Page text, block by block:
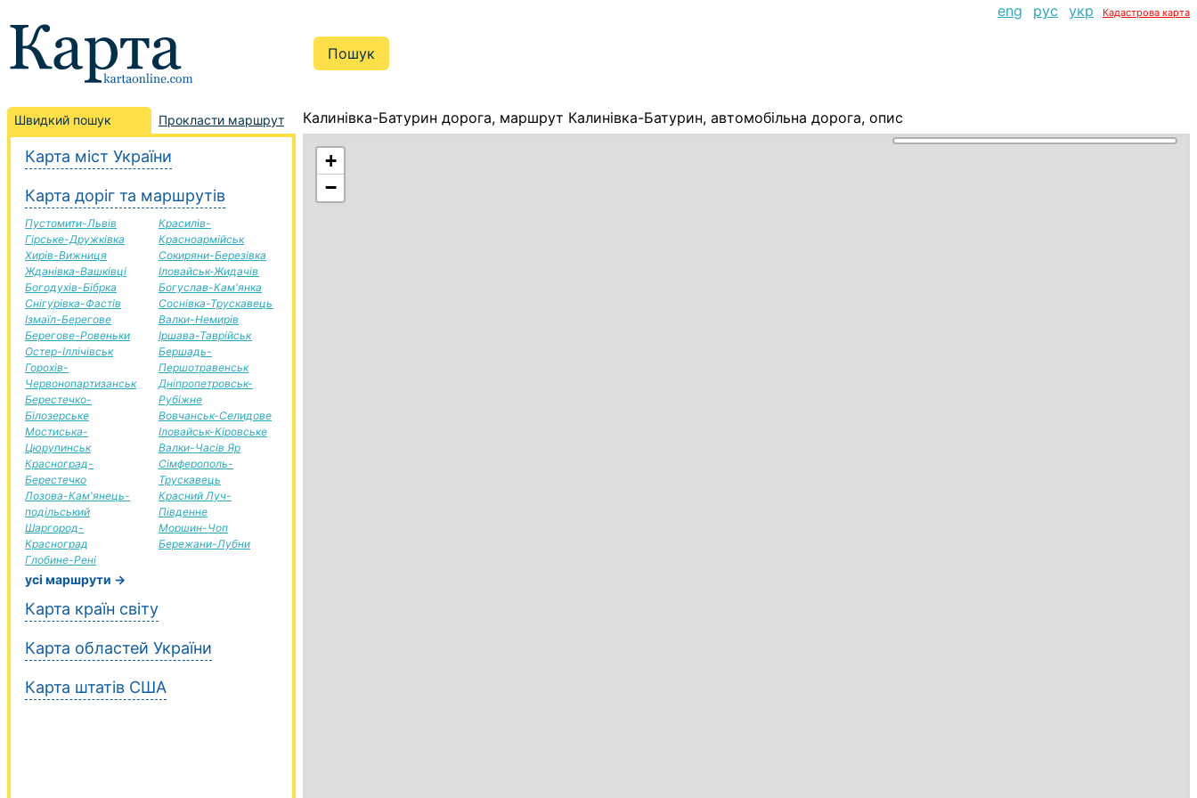
eng рус укр Кадастрова карта
Швидкий пошук Прокласти маршрут
Карта міст України
Карта доріг та маршрутів
Пустомити-Львів
Гірське-Дружківка
Хирів-Вижниця
Жданівка-Вашківці
Богодухів-Бібрка
Снігурівка-Фастів
Ізмаїл-Берегове
Берегове-Ровеньки
Остер-Іллічівськ
Горохів-
Червонопартизанськ
Берестечко-
Білозерське
Мостиська-
Цюрупинськ
Красноград-
Берестечко
Лозова-Кам'янець-
подільський
Шаргород-
Красноград
Глобине-Рені
Красилів-
Красноармійськ
Сокиряни-Березівка
Іловайськ-Жидачів
Богуслав-Кам'янка
Соснівка-Трускавець
Валки-Немирів
Іршава-Таврійськ
Бершадь-
Першотравенськ
Дніпропетровськ-
Рубіжне
Вовчанськ-Селидове
Іловайськ-Кіровське
Валки-Часів Яр
Сімферополь-
Трускавець
Красний Луч-
Південне
Моршин-Чоп
Бережани-Лубни
усі маршрути →
Карта країн світу
Карта областей України
Карта штатів США
Калинівка-Батурин дорога, маршрут Калинівка-Батурин, автомобільна дорога, опис
+
−